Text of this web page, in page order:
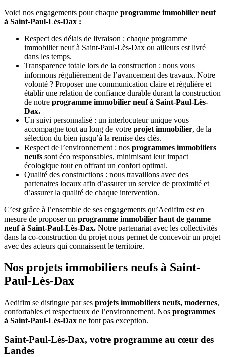
Voici nos engagements pour chaque programme immobilier neuf
à Saint-Paul-Lès-Dax :
Respect des délais de livraison : chaque programme
immobilier neuf à Saint-Paul-Lès-Dax ou ailleurs est livré
dans les temps.
Transparence totale lors de la construction : nous vous
informons régulièrement de l’avancement des travaux. Notre
volonté ? Proposer une communication claire et régulière et
établir une relation de confiance durable durant la construction
de notre programme immobilier neuf à Saint-Paul-Lès-
Dax.
Un suivi personnalisé : un interlocuteur unique vous
accompagne tout au long de votre projet immobilier, de la
sélection du bien jusqu’à la remise des clés.
Respect de l’environnement : nos programmes immobiliers
neufs sont éco responsables, minimisant leur impact
écologique tout en offrant un confort optimal.
Qualité des constructions : nous travaillons avec des
partenaires locaux afin d’assurer un service de proximité et
d’assurer la qualité de chaque intervention.
C’est grâce à l’ensemble de ses engagements qu’Aedifim est en
mesure de proposer un programme immobilier haut de gamme
neuf à Saint-Paul-Lès-Dax. Notre partenariat avec les collectivités
dans la co-construction du projet nous permet de concevoir un projet
avec des acteurs qui connaissent le territoire.
Nos projets immobiliers neufs à Saint-
Paul-Lès-Dax
Aedifim se distingue par ses projets immobiliers neufs, modernes,
confortables et respectueux de l’environnement. Nos programmes
à Saint-Paul-Lès-Dax ne font pas exception.
Saint-Paul-Lès-Dax, votre programme au cœur des
Landes